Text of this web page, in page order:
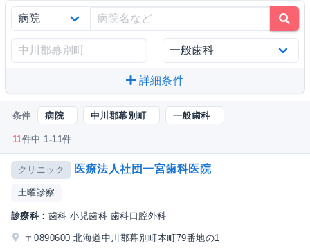
詳細条件
条件 病院 中川郡幕別町 一般歯科
11件中 1-11件
クリニック 医療法人社団一宮歯科医院
土曜診察
診療科： 歯科 小児歯科 歯科口腔外科
〒0890600 北海道中川郡幕別町本町79番地の1